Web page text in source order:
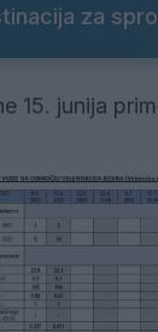
za
15. junija